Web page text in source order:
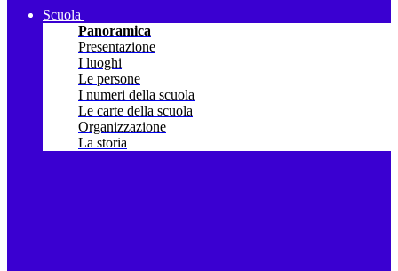
Scuola
Panoramica
Presentazione
I luoghi
Le persone
I numeri della scuola
Le carte della scuola
Organizzazione
La storia